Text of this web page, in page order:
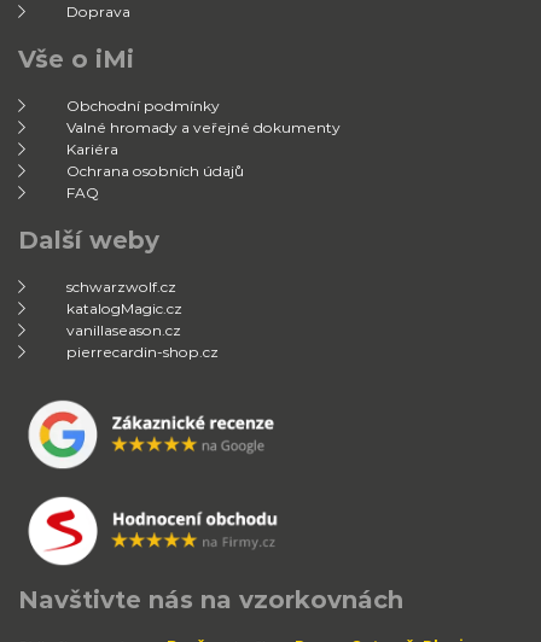
Doprava
Vše o iMi
Obchodní podmínky
Valné hromady a veřejné dokumenty
Kariéra
Ochrana osobních údajů
FAQ
Další weby
schwarzwolf.cz
katalogMagic.cz
vanillaseason.cz
pierrecardin-shop.cz
Navštivte nás na vzorkovnách